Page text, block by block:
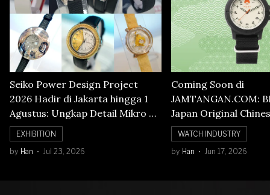
Seiko Power Design Project
2026 Hadir di Jakarta hingga 1
Agustus: Ungkap Detail Mikro di
Balik Seni Watchmaking
EXHIBITION
by Han Jul 23, 2026
Coming Soon di
JAMTANGAN.COM:
Japan Original
Numerals Watch
WATCH INDUSTRY
by Han Jun 17, 2026